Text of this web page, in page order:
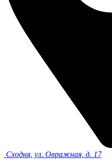
Сходня, ул. Овражная, д. 17